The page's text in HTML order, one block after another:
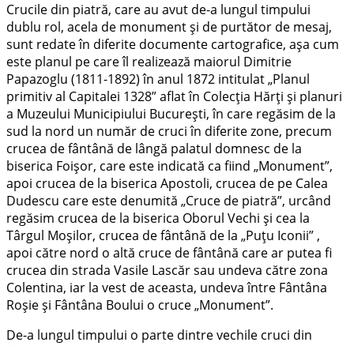
Crucile din piatră, care au avut de-a lungul timpului
dublu rol, acela de monument și de purtător de mesaj,
sunt redate în diferite documente cartografice, așa cum
este planul pe care îl realizează maiorul Dimitrie
Papazoglu (1811-1892) în anul 1872 intitulat „Planul
primitiv al Capitalei 1328” aflat în Colecţia Hărţi şi planuri
a Muzeului Municipiului București, în care regăsim de la
sud la nord un număr de cruci în diferite zone, precum
crucea de fântână de lângă palatul domnesc de la
biserica Foișor, care este indicată ca fiind „Monument”,
apoi crucea de la biserica Apostoli, crucea de pe Calea
Dudescu care este denumită „Cruce de piatră”, urcând
regăsim crucea de la biserica Oborul Vechi și cea la
Târgul Moșilor, crucea de fântână de la „Puţu Iconii” ,
apoi către nord o altă cruce de fântână care ar putea fi
crucea din strada Vasile Lascăr sau undeva către zona
Colentina, iar la vest de aceasta, undeva între Fântâna
Roșie și Fântâna Boului o cruce „Monument”.
De-a lungul timpului o parte dintre vechile cruci din